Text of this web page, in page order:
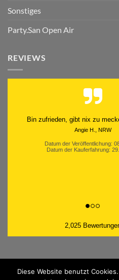
Sonstiges
Party.San Open Air
REVIEWS
Schnell. Zuverlässig.
Datum der Kauferfahrung:
2,025
Diese Website benutzt